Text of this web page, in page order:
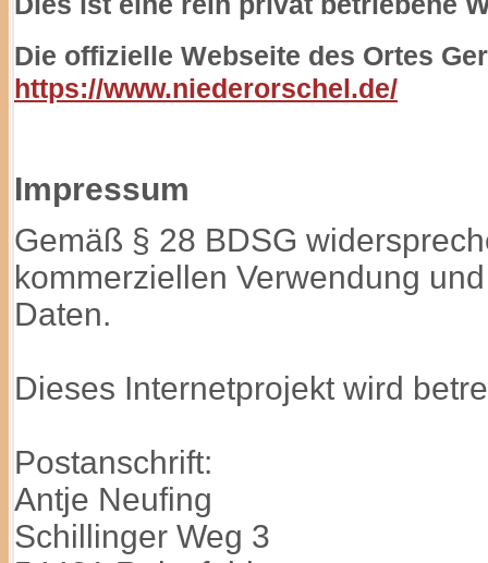
Die offizielle Webseite des Ortes
https://www.niederorschel.de/
Impressum
Gemäß § 28 BDSG
kommerziellen Verwendung
Daten.
Dieses Internetprojekt wird
Postanschrift:
Antje Neufing
Schillinger Weg 3